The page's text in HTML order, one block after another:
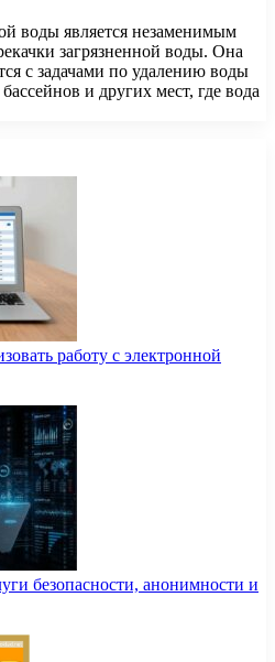
воды является незаменимым
загрязненной воды. Она
с задачами по удалению воды
и других мест, где вода
работу с электронной
безопасности, анонимности и